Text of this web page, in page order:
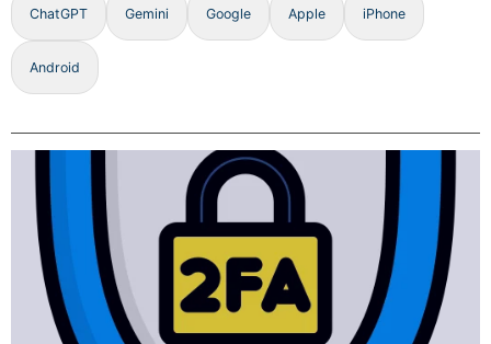
ChatGPT Gemini Google Apple iPhone
Android